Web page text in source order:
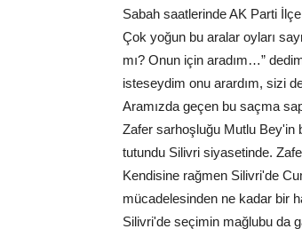
Sabah saatlerinde AK Parti
Çok yoğun bu aralar oyları
mı? Onun için aradım…”
isteseydim onu arardım, sizi
Aramızda geçen bu saçma
Zafer sarhoşluğu Mutlu Bey'in
tutundu Silivri siyasetinde.
Kendisine rağmen Silivri'de
mücadelesinden ne kadar bir
Silivri'de seçimin mağlubu da